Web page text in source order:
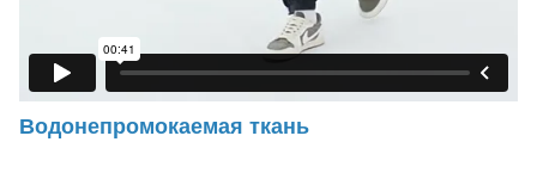
Водонепромокаемая ткань